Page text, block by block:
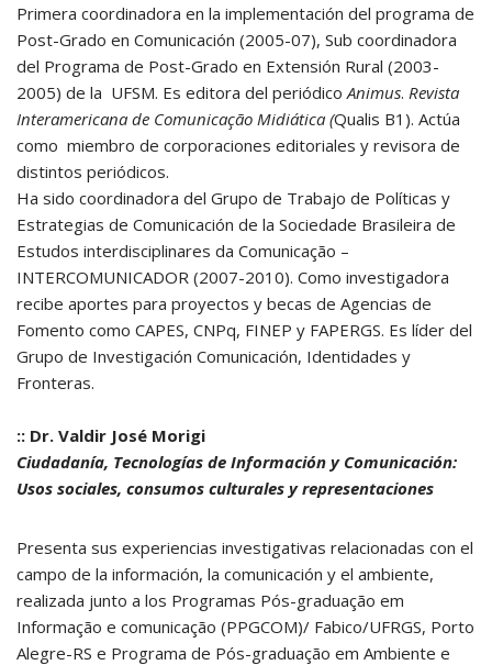
Primera coordinadora en la implementación del programa de
Post-Grado en Comunicación (2005-07), Sub coordinadora
del Programa de Post-Grado en Extensión Rural (2003-
2005) de la UFSM. Es editora del periódicoAnimus. Revista
Interamericana de Comunicação Midiática (Qualis B1). Actúa
como miembro de corporaciones editoriales y revisora de
distintos periódicos.
Ha sido coordinadora del Grupo de Trabajo de Políticas y
Estrategias de Comunicación de la Sociedade Brasileira de
Estudos interdisciplinares da Comunicação –
INTERCOMUNICADOR (2007-2010). Como investigadora
recibe aportes para proyectos y becas de Agencias de
Fomento como CAPES, CNPq, FINEP y FAPERGS. Es líder del
Grupo de Investigación Comunicación, Identidades y
Fronteras.
:: Dr. Valdir José Morigi
Ciudadanía, Tecnologías de Información y Comunicación:
Usos sociales, consumos culturales y representaciones
Presenta sus experiencias investigativas relacionadas con el
campo de la información, la comunicación y el ambiente,
realizada junto a los Programas Pós-graduação em
Informação e comunicação (PPGCOM)/ Fabico/UFRGS, Porto
Alegre-RS e Programa de Pós-graduação em Ambiente e